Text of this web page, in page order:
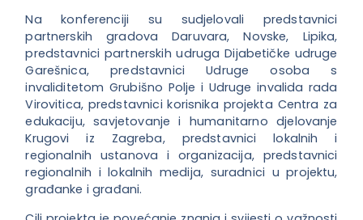
Na konferenciji su sudjelovali predstavnici
partnerskih gradova Daruvara, Novske, Lipika,
predstavnici partnerskih udruga Dijabetičke udruge
Garešnica, predstavnici Udruge osoba s
invaliditetom Grubišno Polje i Udruge invalida rada
Virovitica, predstavnici korisnika projekta Centra za
edukaciju, savjetovanje i humanitarno djelovanje
Krugovi iz Zagreba, predstavnici lokalnih i
regionalnih ustanova i organizacija, predstavnici
regionalnih i lokalnih medija, suradnici u projektu,
građanke i građani.